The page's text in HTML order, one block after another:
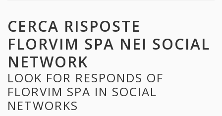
CERCA RISPOSTE
FLORVIM SPA NEI SOCIAL
NETWORK
LOOK FOR RESPONDS OF
FLORVIM SPA IN SOCIAL
NETWORKS